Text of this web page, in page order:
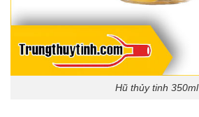
Hũ thủy tinh 350ml